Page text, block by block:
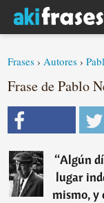
Frases ›Autores ›
Frase de Pablo
“Algún
lugar
mismo, y